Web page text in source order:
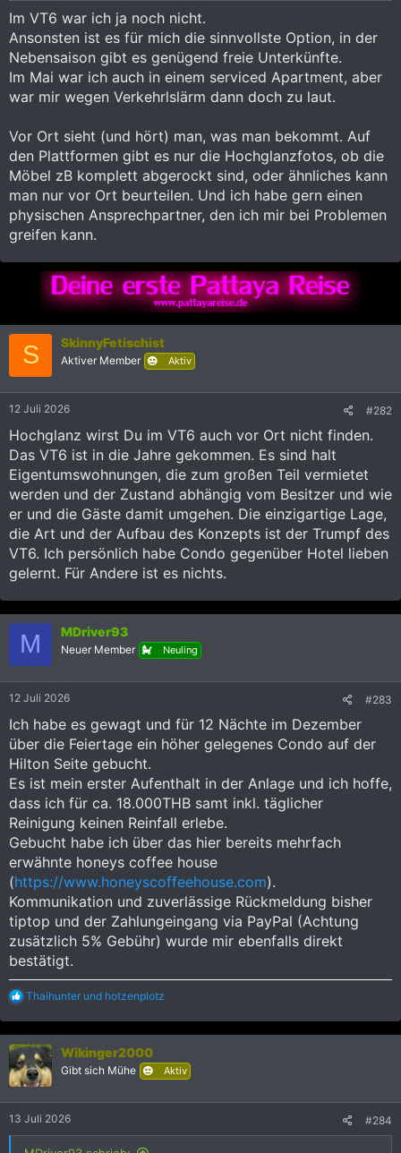
Im VT6 war ich ja noch nicht.
Ansonsten ist es für mich die sinnvollste Option, in der
Nebensaison gibt es genügend freie Unterkünfte.
Im Mai war ich auch in einem serviced Apartment, aber
war mir wegen Verkehrlslärm dann doch zu laut.
Vor Ort sieht (und hört) man, was man bekommt. Auf
den Plattformen gibt es nur die Hochglanzfotos, ob die
Möbel zB komplett abgerockt sind, oder ähnliches kann
man nur vor Ort beurteilen. Und ich habe gern einen
physischen Ansprechpartner, den ich mir bei Problemen
greifen kann.
S SkinnyFetischist
Aktiver Member Aktiv
12 Juli 2026 #282
Hochglanz wirst Du im VT6 auch vor Ort nicht finden.
Das VT6 ist in die Jahre gekommen. Es sind halt
Eigentumswohnungen, die zum großen Teil vermietet
werden und der Zustand abhängig vom Besitzer und wie
er und die Gäste damit umgehen. Die einzigartige Lage,
die Art und der Aufbau des Konzepts ist der Trumpf des
VT6. Ich persönlich habe Condo gegenüber Hotel lieben
gelernt. Für Andere ist es nichts.
M MDriver93
Neuer Member Neuling
12 Juli 2026 #283
Ich habe es gewagt und für 12 Nächte im Dezember
über die Feiertage ein höher gelegenes Condo auf der
Hilton Seite gebucht.
Es ist mein erster Aufenthalt in der Anlage und ich hoffe,
dass ich für ca. 18.000THB samt inkl. täglicher
Reinigung keinen Reinfall erlebe.
Gebucht habe ich über das hier bereits mehrfach
erwähnte honeys coffee house
(https://www.honeyscoffeehouse.com).
Kommunikation und zuverlässige Rückmeldung bisher
tiptop und der Zahlungeingang via PayPal (Achtung
zusätzlich 5% Gebühr) wurde mir ebenfalls direkt
bestätigt.
R
a
k
t
i
o
n
:
Thaihunter und hotzenplotz
Wikinger2000
Gibt sich Mühe Aktiv
13 Juli 2026 #284